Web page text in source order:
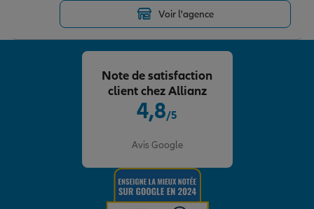
Voir l'agence
4,8/5
Avis Google
Note de satisfaction
client chez Allianz